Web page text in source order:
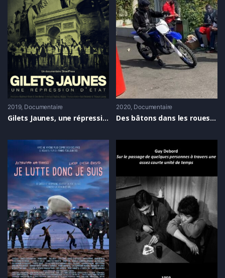
2019 Documentaire
Gilets Jaunes, une répression d’État
2020 Documentaire
Des bâtons dans les roues, Bike Life VS Police